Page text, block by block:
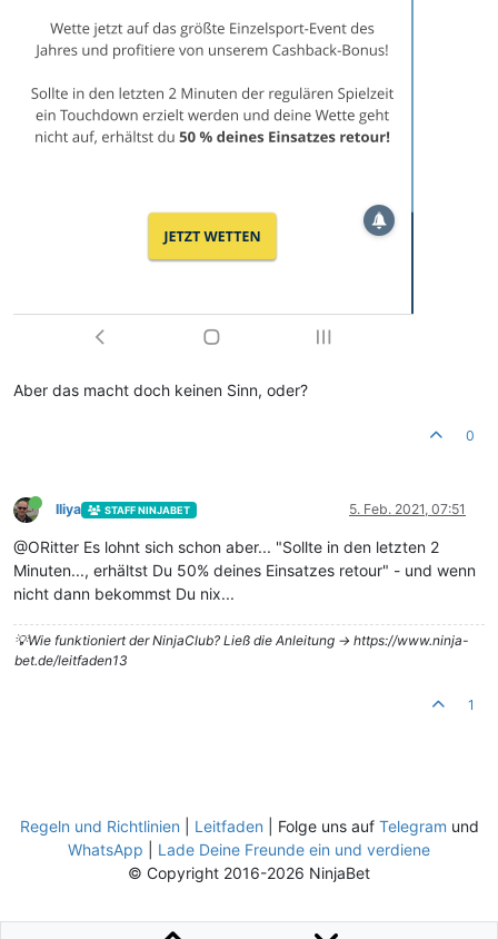
Aber das macht doch keinen Sinn, oder?
0
Iliya STAFF NINJABET 5. Feb. 2021, 07:51
@ORitter Es lohnt sich schon aber... "Sollte in den letzten 2
Minuten..., erhältst Du 50% deines Einsatzes retour" - und wenn
nicht dann bekommst Du nix...
💡Wie funktioniert der NinjaClub? Ließ die Anleitung -> https://www.ninja-
bet.de/leitfaden13
1
Regeln und Richtlinien Leitfaden | Folge uns auf Telegram und
WhatsApp
Lade Deine Freunde ein und verdiene
© Copyright 2016-2026 NinjaBet